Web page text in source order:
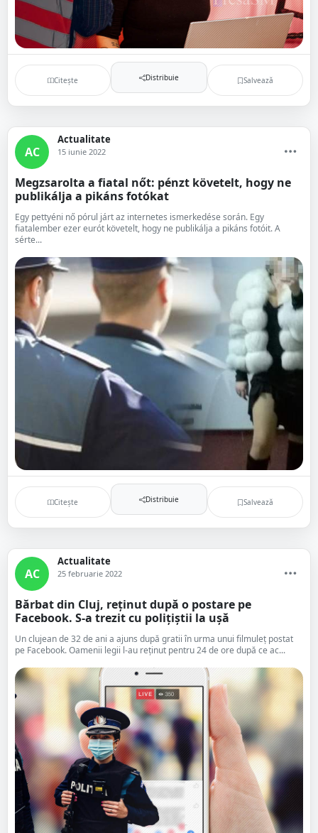
Citește Distribuie Salvează
AC
Actualitate
15 iunie 2022
Megzsarolta a fiatal nőt: pénzt követelt, hogy ne
publikálja a pikáns fotókat
Egy pettyéni nő pórul járt az internetes ismerkedése során. Egy
fiatalember ezer eurót követelt, hogy ne publikálja a pikáns fotóit. A
sérte...
Citește Distribuie Salvează
AC
Actualitate
25 februarie 2022
Bărbat din Cluj, reținut după o postare pe
Facebook. S-a trezit cu polițiștii la ușă
Un clujean de 32 de ani a ajuns după gratii în urma unui filmuleț postat
pe Facebook. Oamenii legii l-au reținut pentru 24 de ore după ce ac...